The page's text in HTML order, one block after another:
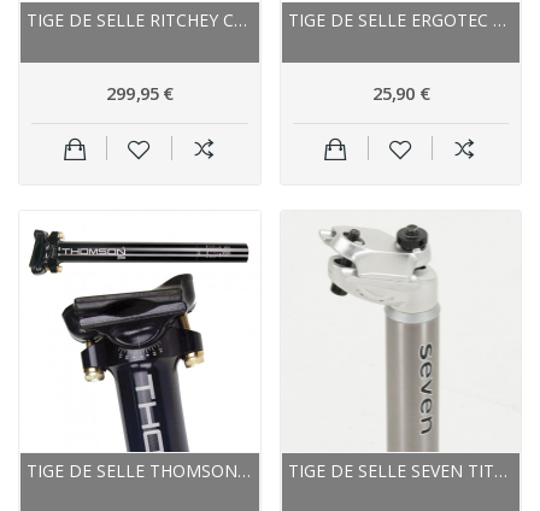
TIGE DE SELLE RITCHEY CARBON VTT ROUTE...
299,95 €
TIGE DE SELLE ERGOTEC ALU VTT XTASY HOOK NOIR
25,90 €
TIGE DE SELLE THOMSON ALU ROUTE VTT ELITE 410... TIGE DE SELLE SEVEN TITANE VTT ROUTE TITANIUM...